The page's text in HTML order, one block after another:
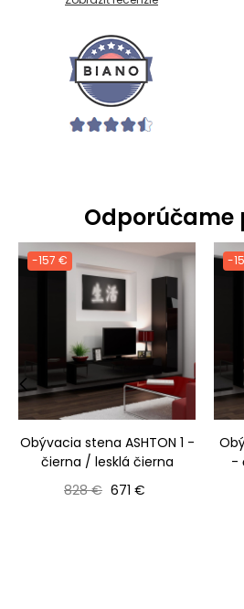
Odporúčame
-157 €
Obývacia stena ASHTON 1 -
čierna / lesklá čierna
Bežná cena
828 € Cena
671 €
-
-
‹